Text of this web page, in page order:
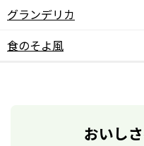
グランデリカ
食のそよ風
おいし